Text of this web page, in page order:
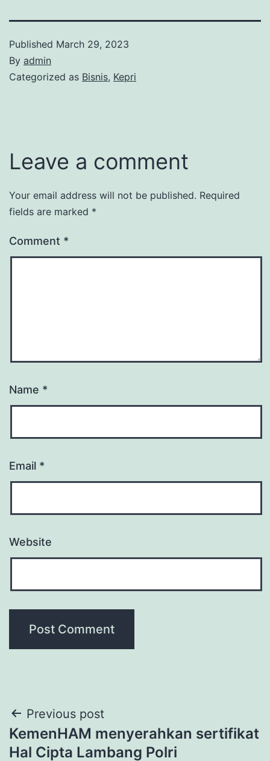
Published March 29, 2023
By admin
Categorized as Bisnis, Kepri
Leave a comment
Your email address will not be published. Required
fields are marked *
Comment *
Name *
Email *
Website
Post
navigation
Previous post
KemenHAM menyerahkan sertifikat
Hal Cipta Lambang Polri